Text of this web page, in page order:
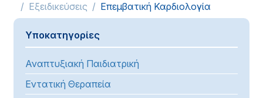
Εξειδικεύσεις
Επεμβατική Καρδιολογία
Υποκατηγορίες
Αναπτυξιακή Παιδιατρική
Εντατική Θεραπεία